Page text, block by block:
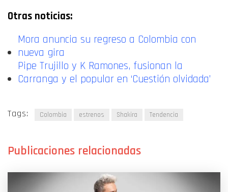
Otras noticias:
Mora anuncia su regreso a Colombia con
nueva gira
Pipe Trujillo y K Ramones, fusionan la
Carranga y el popular en ‘Cuestión olvidada’
Tags: Colombia estrenos Shakira Tendencia